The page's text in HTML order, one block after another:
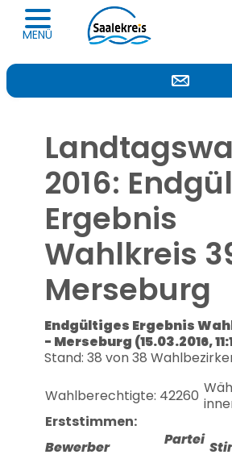
MENÜ
Navigation öffnen
2016:
Ergebnis
Wahlkreis
Merseburg
Endgültiges Ergebnis
- Merseburg (15.03.2016,
Stand: 38 von 38
Wahlberechtigte: 42260
Erststimmen:
Bewerber Partei